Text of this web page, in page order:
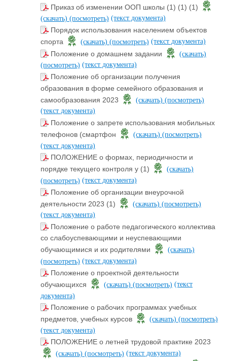
Приказ об изменении ООП школы (1) (1) (1)
(скачать) (посмотреть) (текст документа)
Порядок использования населением объектов
спорта
(скачать) (посмотреть) (текст документа)
Положение о домашнем задании
(скачать)
(посмотреть) (текст документа)
Положение об организации получения
образования в форме семейного образования и
самообразования 2023
(скачать) (посмотреть)
(текст документа)
Положение о запрете использования мобильных
телефонов (смартфон
(скачать) (посмотреть)
(текст документа)
ПОЛОЖЕНИЕ о формах, периодичности и
порядке текущего контроля у (1)
(скачать)
(посмотреть) (текст документа)
Положение об организации внеурочной
деятельности 2023 (1)
(скачать) (посмотреть)
(текст документа)
Положение о работе педагогического коллектива
со слабоуспевающими и неуспевающими
обучающимися и их родителями
(скачать)
(посмотреть) (текст документа)
Положение о проектной деятельности
обучающихся
(скачать) (посмотреть) (текст
документа)
Положение о рабочих программах учебных
предметов, учебных курсов
(скачать) (посмотреть)
(текст документа)
ПОЛОЖЕНИЕ о летней трудовой практике 2023
(скачать) (посмотреть) (текст документа)